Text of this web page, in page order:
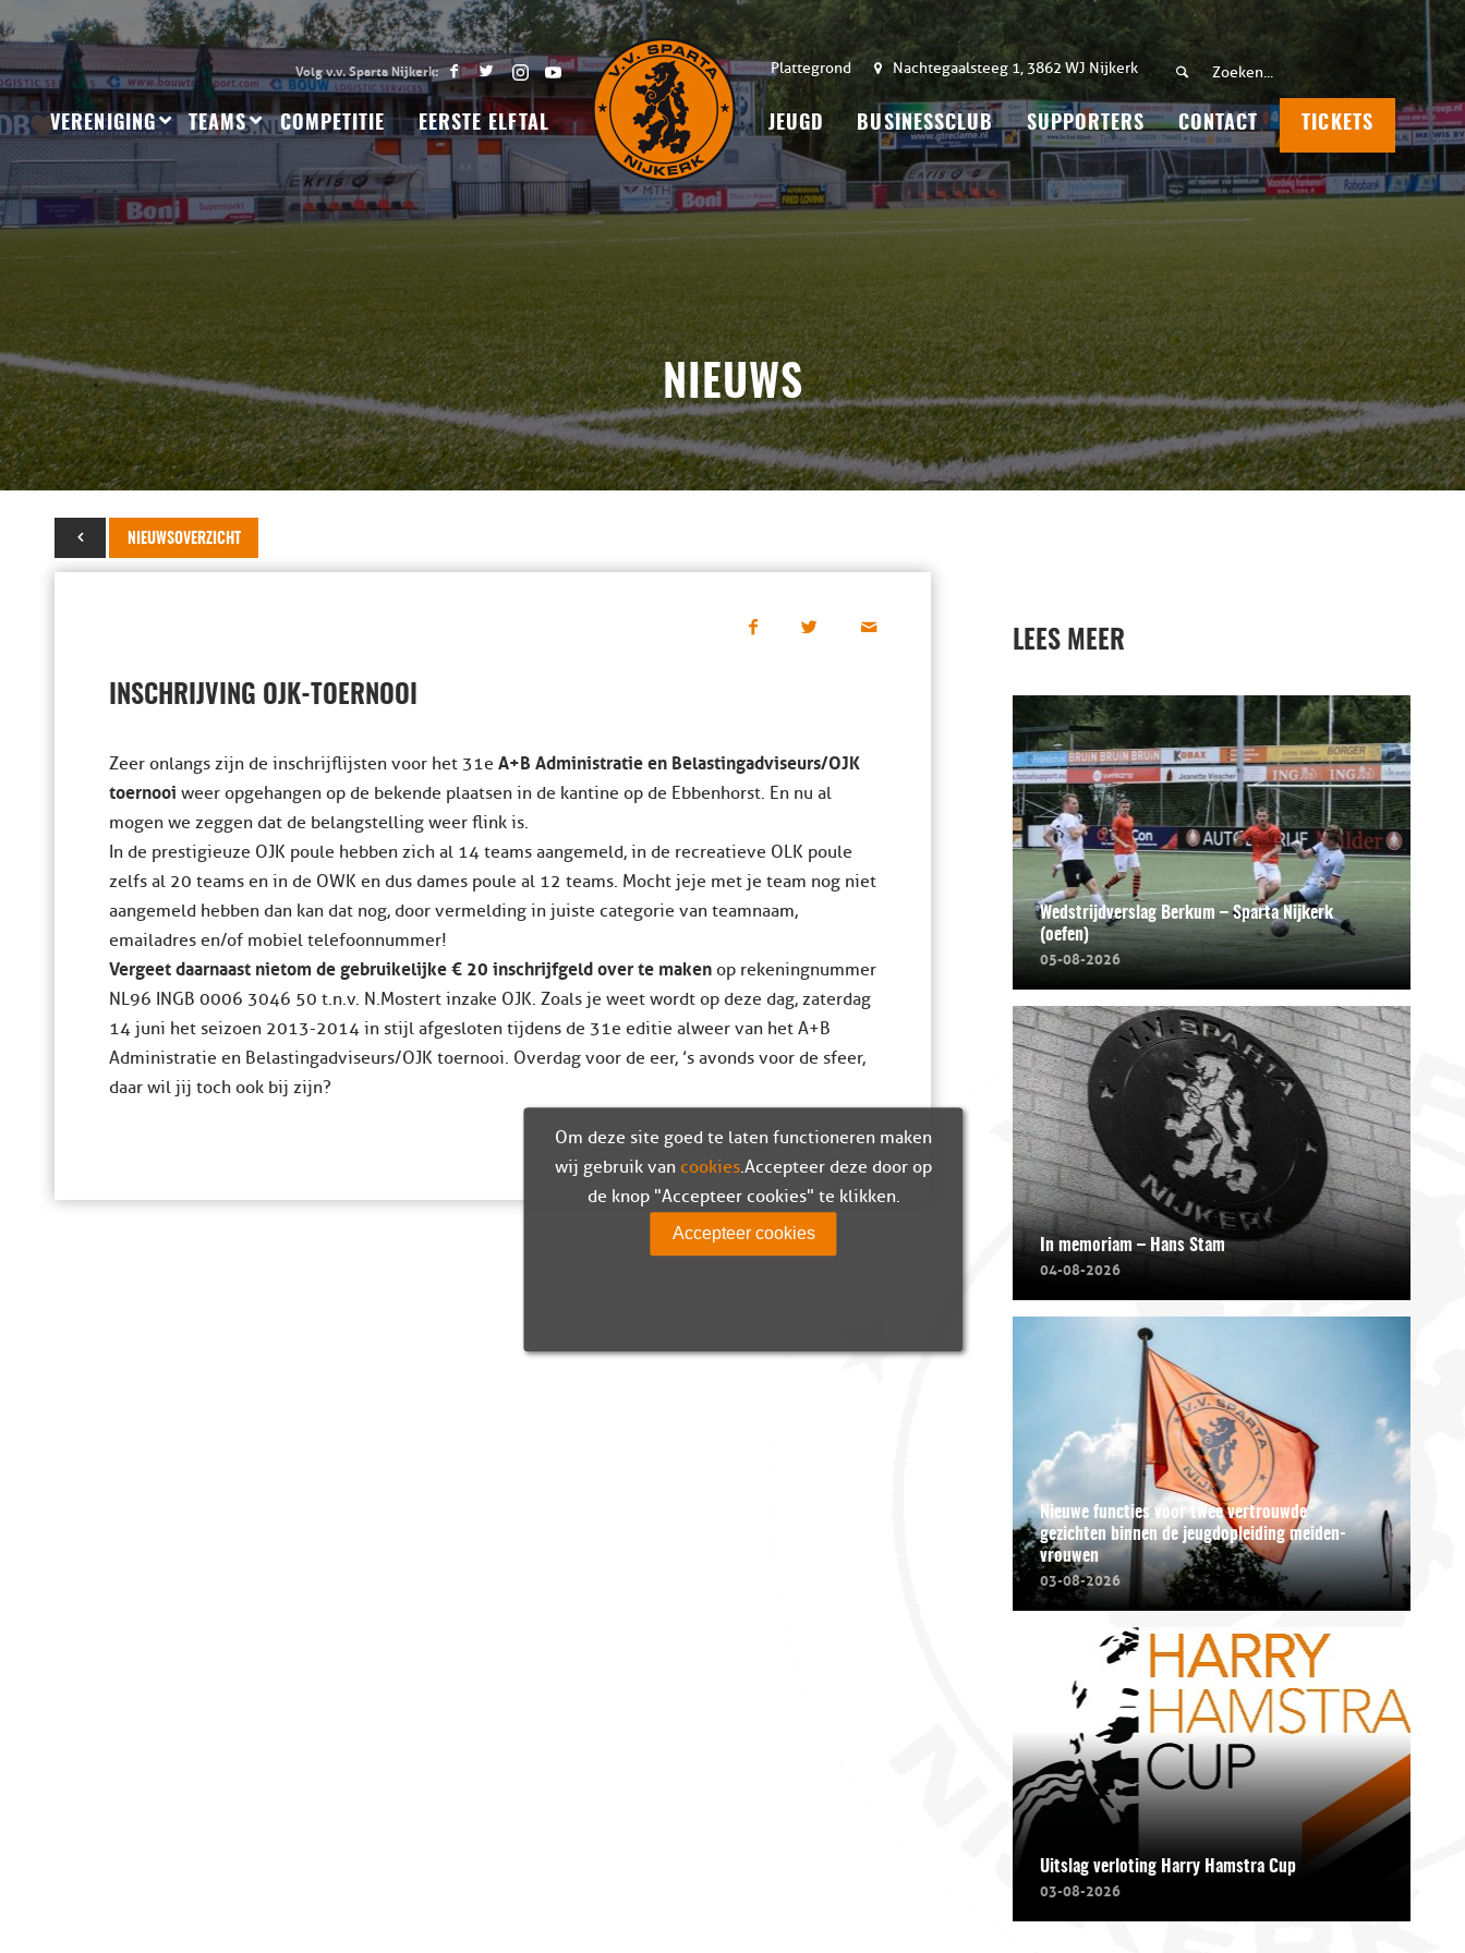
Plattegrond Nachtegaalsteeg 1, 3862 WJ Nijkerk
VERENIGING TEAMS COMPETITIE EERSTE ELFTAL JEUGD BUSINESSCLUB SUPPORTERS CONTACT TICKETS
NIEUWS
NIEUWSOVERZICHT
05 april 2014
INSCHRIJVING OJK-TOERNOOI
Zeer onlangs zijn de inschrijflijsten voor het 31e A+B Administratie en Belastingadviseurs/OJK
toernooi weer opgehangen op de bekende plaatsen in de kantine op de Ebbenhorst. En nu al
mogen we zeggen dat de belangstelling weer flink is.
In de prestigieuze OJK poule hebben zich al 14 teams aangemeld, in de recreatieve OLK poule
zelfs al 20 teams en in de OWK en dus dames poule al 12 teams. Mocht je je met je team nog niet
aangemeld hebben dan kan dat nog, door vermelding in juiste categorie van teamnaam,
emailadres en/of mobiel telefoonnummer!
Vergeet daarnaast niet om de gebruikelijke € 20 inschrijfgeld over te maken op rekeningnummer
NL96 INGB 0006 3046 50 t.n.v. N.Mostert inzake OJK. Zoals je weet wordt op deze dag, zaterdag
14 juni het seizoen 2013-2014 in stijl afgesloten tijdens de 31e editie alweer van het A+B
Administratie en Belastingadviseurs/OJK toernooi. Overdag voor de eer, ’s avonds voor de sfeer,
daar wil jij toch ook bij zijn?
LEES MEER
Wedstrijdverslag Berkum – Sparta Nijkerk
(oefen)
05-08-2026
In memoriam – Hans Stam
04-08-2026
Nieuwe functies voor twee vertrouwde
gezichten binnen de jeugdopleiding meiden-
vrouwen
03-08-2026
Uitslag verloting Harry Hamstra Cup
03-08-2026
Om deze site goed te laten functioneren maken
wij gebruik van cookies. Accepteer deze door op
de knop "Accepteer cookies" te klikken.
Accepteer cookies